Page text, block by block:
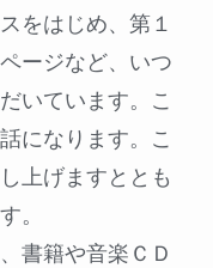
をはじめ、第１
ージなど、いつ
いています。こ
になります。こ
上げますととも
。
書籍や音楽ＣＤ